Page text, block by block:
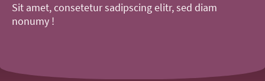
Sit amet, consetetur sadipscing elitr, sed diam
nonumy !